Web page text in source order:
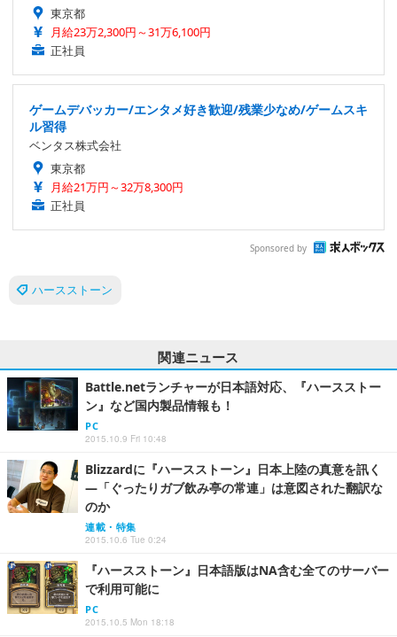
東京都
月給23万2,300円～31万6,100円
正社員
ゲームデバッカー/エンタメ好き歓迎/残業少なめ/ゲームスキ
ル習得
ベンタス株式会社
東京都
月給21万円～32万8,300円
正社員
Sponsored by
ハースストーン
関連ニュース
Battle.netランチャーが日本語対応、『ハースストー
ン』など国内製品情報も！
PC
2015.10.9 Fri 10:48
Blizzardに『ハースストーン』日本上陸の真意を訊く
―「ぐったりガブ飲み亭の常連」は意図された翻訳な
のか
連載・特集
2015.10.6 Tue 0:24
『ハースストーン』日本語版はNA含む全てのサーバー
で利用可能に
PC
2015.10.5 Mon 18:18